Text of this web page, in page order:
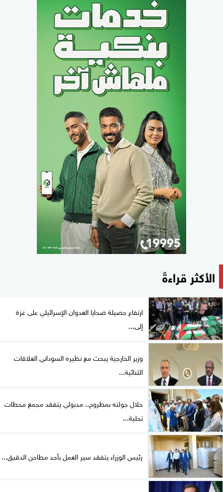
الأكثر قراءةً
ارتفاع حصيلة ضحايا العدوان الإسرائيلي على غزة
إلى...
وزير الخارجية يبحث مع نظيره السوداني العلاقات
الثنائية...
خلال جولته بمطروح.. مدبولي يتفقد مجمع محطات
تحلية...
رئيس الوزراء يتفقد سير العمل بأحد مطاحن الدقيق...